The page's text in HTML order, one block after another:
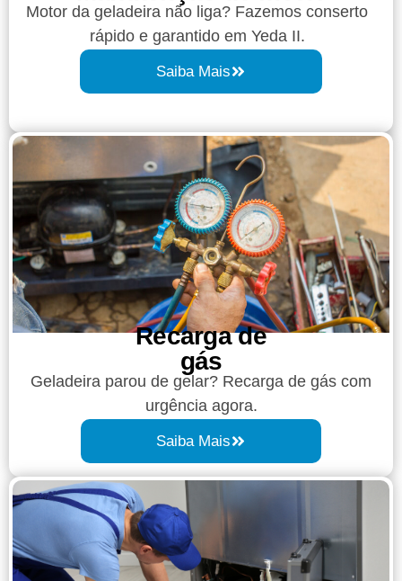
Motor da geladeira não liga? Fazemos conserto
rápido e garantido em Yeda II.
Saiba Mais
Recarga de
gás
Geladeira parou de gelar? Recarga de gás com
urgência agora.
Saiba Mais